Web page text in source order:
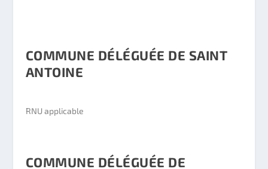
COMMUNE DÉLÉGUÉE DE SAINT
ANTOINE
RNU applicable
COMMUNE DÉLÉGUÉE DE